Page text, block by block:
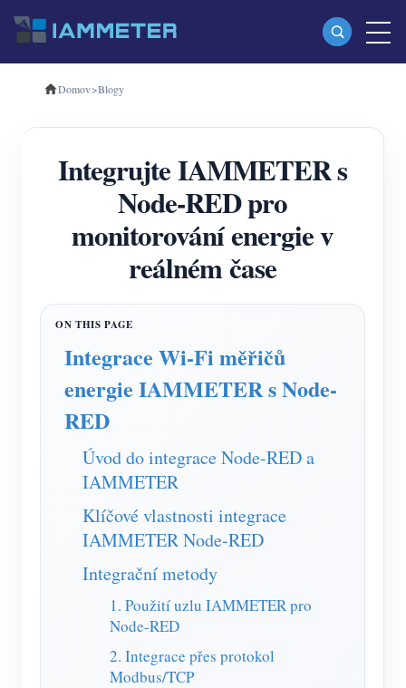
produkty
Třífázový Wi-Fi měřič energie (WEM3080T)
Třífázový Wi-Fi měřič energie (WEM3046T)
Třífázový Wi-Fi měřič energie (WEM3050T)
WiFi Power Controller
IAMMETER Cloud Pro
Nabíječka EV
Simulátor IAMMETER
Systém energetického předpovídání a simulace
Aplikace
Řídicí systém PV ohřívače
Automatizace domácnosti
Zdroje
Rychlý start produktu
Dokument
Společenství
Vývojář
Domov>Blogy
Integrujte IAMMETER s
Node-RED pro
monitorování energie v
reálném čase
Integrace Wi-Fi měřičů
energie IAMMETER s Node-
RED
Úvod do integrace Node-RED a
IAMMETER
Klíčové vlastnosti integrace
IAMMETER Node-RED
Integrační metody
1. Použití uzlu IAMMETER pro
Node-RED
2. Integrace přes protokol
Modbus/TCP